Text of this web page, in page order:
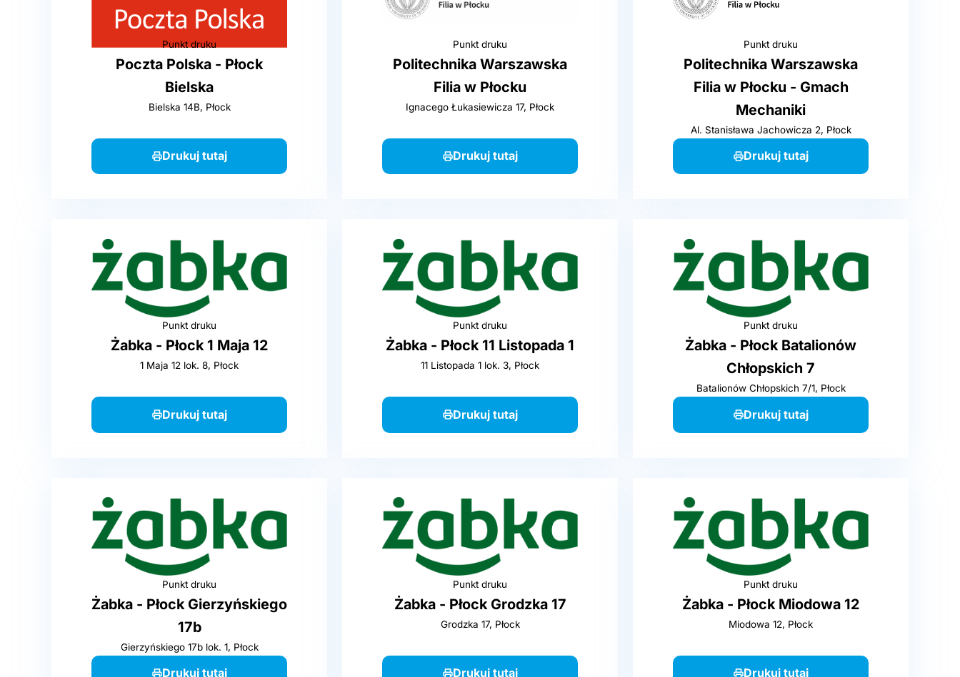
Punkt druku
Poczta Polska - Płock
Bielska
Bielska 14B, Płock
Drukuj tutaj
Punkt druku
Politechnika Warszawska
Filia w Płocku
Ignacego Łukasiewicza 17, Płock
Drukuj tutaj
Punkt druku
Politechnika Warszawska
Filia w Płocku - Gmach
Mechaniki
Al. Stanisława Jachowicza 2, Płock
Drukuj tutaj
Punkt druku
Żabka - Płock 1 Maja 12
1 Maja 12 lok. 8, Płock
Drukuj tutaj
Punkt druku
Żabka - Płock 11 Listopada 1
11 Listopada 1 lok. 3, Płock
Drukuj tutaj
Punkt druku
Żabka - Płock Batalionów
Chłopskich 7
Batalionów Chłopskich 7/1, Płock
Drukuj tutaj
Punkt druku
Żabka - Płock Gierzyńskiego
17b
Gierzyńskiego 17b lok. 1, Płock
Drukuj tutaj
Punkt druku
Żabka - Płock Grodzka 17
Grodzka 17, Płock
Drukuj tutaj
Punkt druku
Żabka - Płock Miodowa 12
Miodowa 12, Płock
Drukuj tutaj